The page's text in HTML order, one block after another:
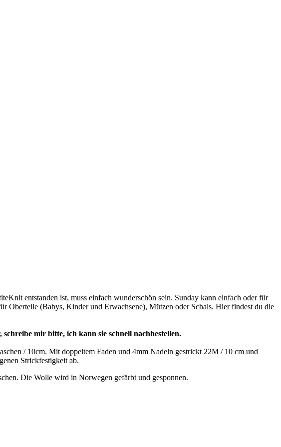
entstanden ist, muss einfach wunderschön sein. Sunday kann einfach oder für
(Babys, Kinder und Erwachsene), Mützen oder Schals. Hier findest du die
mir bitte, ich kann sie schnell nachbestellen.
/ 10cm. Mit doppeltem Faden und 4mm Nadeln gestrickt 22M / 10 cm und
Strickfestigkeit ab.
Die Wolle wird in Norwegen gefärbt und gesponnen.